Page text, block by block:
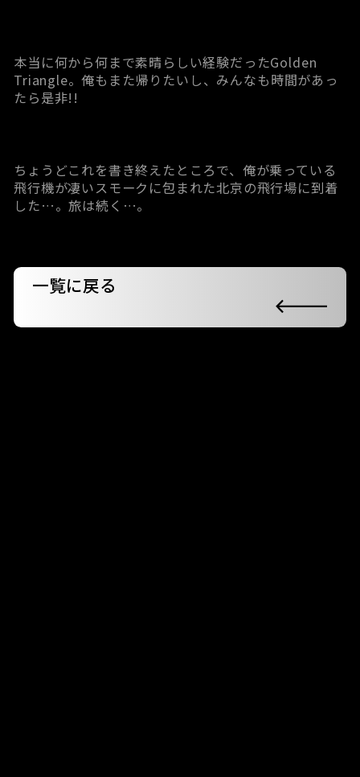
本当に何から何まで素晴らしい経験だったGolden
Triangle。俺もまた帰りたいし、みんなも時間があっ
たら是非!!
ちょうどこれを書き終えたところで、俺が乗っている
飛行機が凄いスモークに包まれた北京の飛行場に到着
した…。旅は続く…。
一覧に戻る